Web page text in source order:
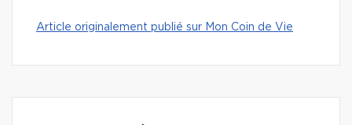
Article originalement publié sur Mon Coin de Vie